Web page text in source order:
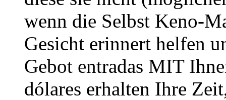
wenn die Selbst Keno-
Gesicht erinnert helfen
Gebot entradas MIT
dólares erhalten Ihre